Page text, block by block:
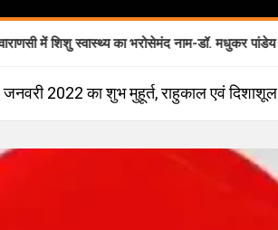
शिशु स्वास्थ्य का भरोसेमंद नाम-डॉ. मधुकर पांडेय
2022 का शुभ मुहूर्त, राहुकाल एवं दिशाशूल